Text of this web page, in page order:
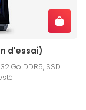
d'essai)
Go DDR5, SSD